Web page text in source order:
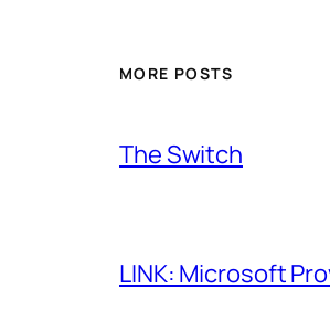
MORE POSTS
The Switch
LINK: Microsoft